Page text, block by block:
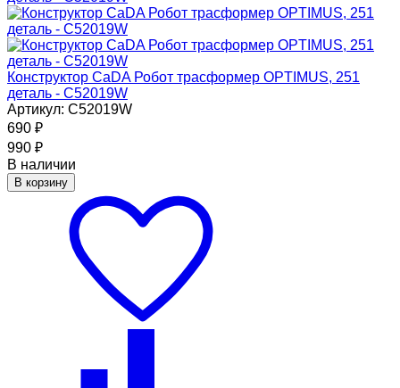
Конструктор CaDA Робот трасформер OPTIMUS, 251
деталь - C52019W
Артикул: C52019W
690 ₽
990 ₽
В наличии
В корзину